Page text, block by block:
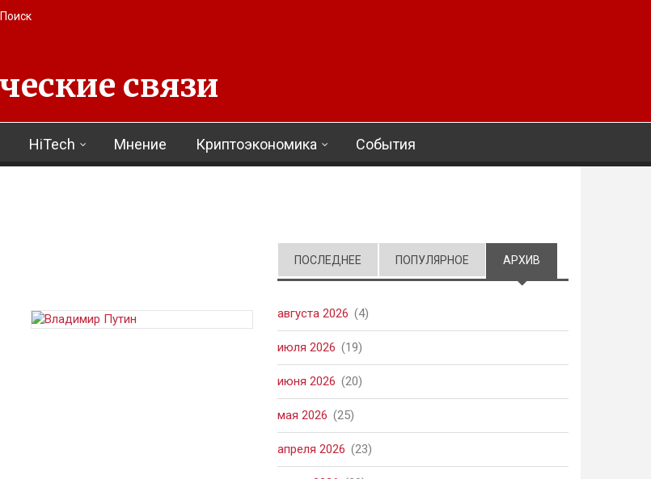
Поиск
связи
HiTech Мнение Криптоэкономика События
ПОСЛЕДНЕЕ ПОПУЛЯРНОЕ АРХИВ
августа 2026 (4)
июля 2026 (19)
июня 2026 (20)
мая 2026 (25)
апреля 2026 (23)